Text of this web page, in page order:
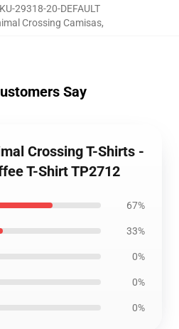
29318-20-DEFAULT
Crossing Camisas,
Say
Crossing T-Shirts -
T-Shirt TP2712
67%
33%
0%
0%
0%